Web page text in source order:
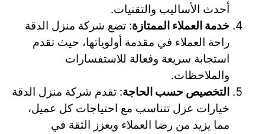
أحدث الأساليب والتقنيات.
خدمة العملاء الممتازة: تضع شركة منزل الدقة
راحة العملاء في مقدمة أولوياتها، حيث تقدم
استجابة سريعة وفعالة للاستفسارات
والملاحظات.
التخصيص حسب الحاجة: تقدم شركة منزل الدقة
خيارات عزل تتناسب مع احتياجات كل عميل،
مما يزيد من رضا العملاء ويعزز الثقة في